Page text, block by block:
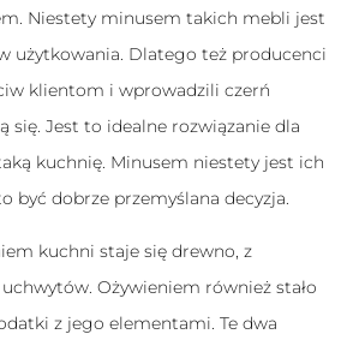
Niestety minusem takich mebli jest
użytkowania. Dlatego też producenci
klientom i wprowadzili czerń
się. Jest to idealne rozwiązanie dla
kuchnię. Minusem niestety jest ich
być dobrze przemyślana decyzja.
kuchni staje się drewno, z
Ożywieniem również stało
z jego elementami. Te dwa